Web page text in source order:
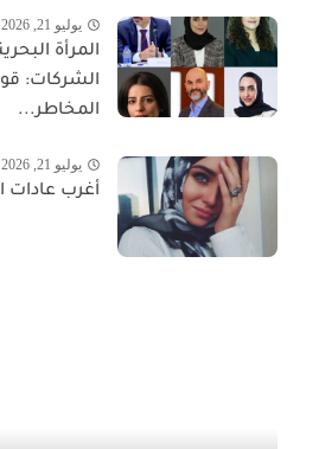
يوليو 21, 2026
المرأة
الشركات:
المخاطر...
يوليو 21, 2026
أغرب عادات